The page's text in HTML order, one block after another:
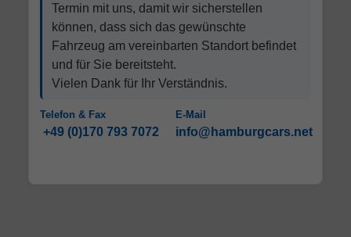
Termin mit uns, damit wir sicherstellen
können, dass sich das gewünschte
Fahrzeug am vereinbarten Standort befindet
und für Sie bereitsteht.
Vielen Dank für Ihr Verständnis.
Telefon & Fax
+49 (0)170 793 7072
E-Mail
info@hamburgcars.net